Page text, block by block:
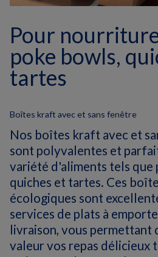
Pour
poke bowls,
tartes
Boîtes kraft avec et sans fenêtre
Nos boîtes kraft avec et
sont polyvalentes et
variété d'aliments tels que
quiches et tartes. Ces
écologiques sont
services de plats à
livraison, vous permettant
valeur vos repas délicieux